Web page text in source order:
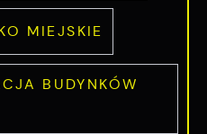
MIEJSKIE
BUDYNKÓW